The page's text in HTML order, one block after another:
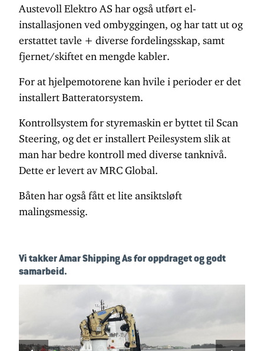
Austevoll Elektro AS har også utført el-
installasjonen ved ombyggingen, og har tatt ut og
erstattet tavle + diverse fordelingsskap, samt
fjernet/skiftet en mengde kabler.
For at hjelpemotorene kan hvile i perioder er det
installert Batteratorsystem.
Kontrollsystem for styremaskin er byttet til Scan
Steering, og det er installert Peilesystem slik at
man har bedre kontroll med diverse tanknivå.
Dette er levert av MRC Global.
Båten har også fått et lite ansiktsløft
malingsmessig.
Vi takker Amar Shipping As for oppdraget og godt
samarbeid.